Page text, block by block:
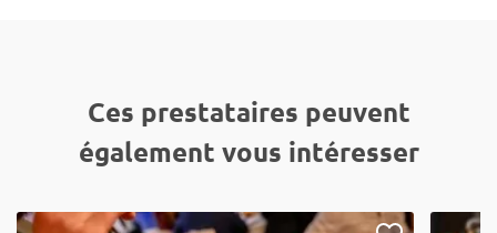
Ces prestataires peuvent
également vous intéresser